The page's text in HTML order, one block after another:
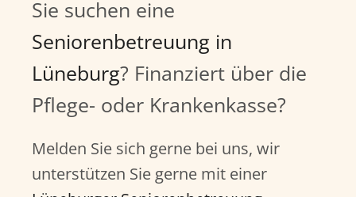
Sie suchen eine
Seniorenbetreuung in
Lüneburg? Finanziert über die
Pflege- oder Krankenkasse?
Melden Sie sich gerne bei uns, wir
unterstützen Sie gerne mit einer